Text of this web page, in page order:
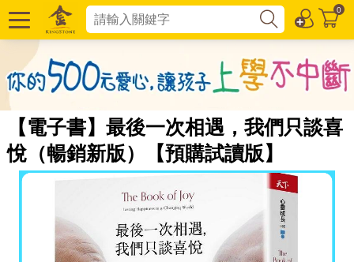
0
【電子書】最後一次相遇，我們只談喜
悅（暢銷新版）【預購試讀版】